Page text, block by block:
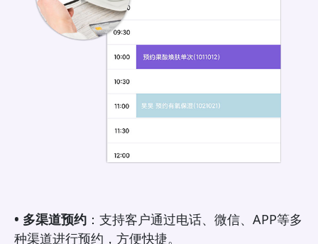
• 多渠道预约 ：支持客户通过电话、微信、APP等多
种渠道进行预约，方便快捷。